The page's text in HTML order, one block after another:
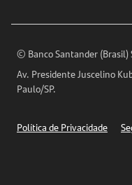
Encontre nossas
Horários de
Telefones
© Banco Santander
Av. Presidente Juscelino
Paulo/SP.
Política de Privacidade